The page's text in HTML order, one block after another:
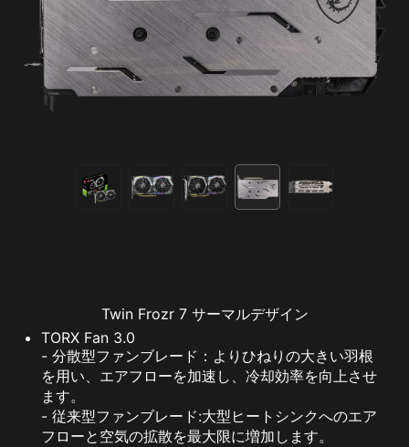
Twin Frozr 7 サーマルデザイン
TORX Fan 3.0
- 分散型ファンブレード：よりひねりの大きい羽根
を用い、エアフローを加速し、冷却効率を向上させ
ます。
- 従来型ファンブレード:大型ヒートシンクへのエア
フローと空気の拡散を最大限に増加します。